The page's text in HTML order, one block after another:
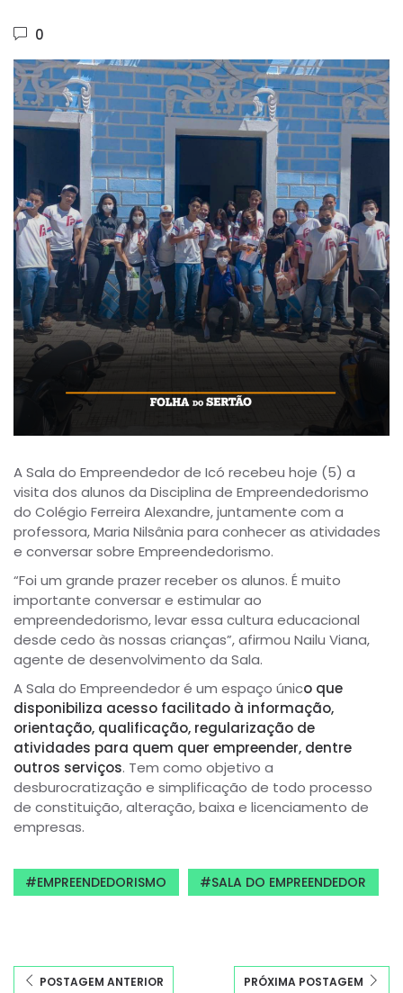
0
A Sala do Empreendedor de Icó recebeu hoje (5) a
visita dos alunos da Disciplina de Empreendedorismo
do Colégio Ferreira Alexandre, juntamente com a
professora, Maria Nilsânia para conhecer as atividades
e conversar sobre Empreendedorismo.
“Foi um grande prazer receber os alunos. É muito
importante conversar e estimular ao
empreendedorismo, levar essa cultura educacional
desde cedo às nossas crianças”, afirmou Nailu Viana,
agente de desenvolvimento da Sala.
A Sala do Empreendedor é um espaço único que
disponibiliza acesso facilitado à informação,
orientação, qualificação, regularização de
atividades para quem quer empreender, dentre
outros serviços. Tem como objetivo a
desburocratização e simplificação de todo processo
de constituição, alteração, baixa e licenciamento de
empresas.
EMPREENDEDORISMO SALA DO EMPREENDEDOR
POSTAGEM ANTERIOR PRÓXIMA POSTAGEM